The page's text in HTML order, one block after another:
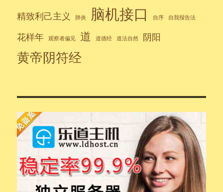
精致利己主义 肺炎 脑机接口 自序 自我报告法
花样年 观察者偏见 道 道德经 道法自然 阴阳
黄帝阴符经